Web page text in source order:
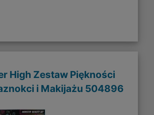
High Zestaw Piękności
i Makijażu 504896